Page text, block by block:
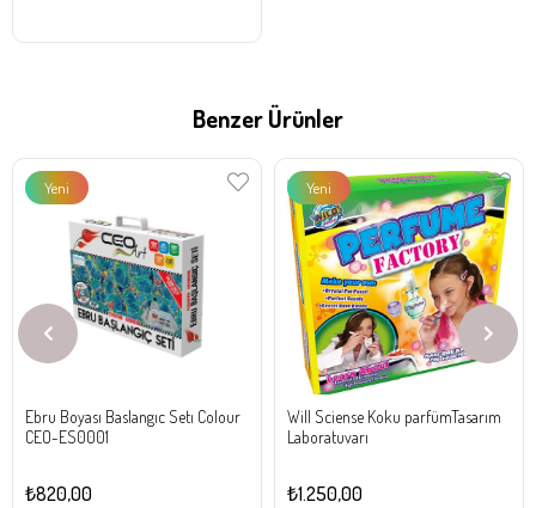
Benzer Ürünler
Ebru Boyası Baslangıc Setı Colour
CEO-ES0001
₺820,00
Yeni
Ürün
Will Sciense Koku parfümTasarım
Laboratuvarı
₺1.250,00
Yeni
Ürün